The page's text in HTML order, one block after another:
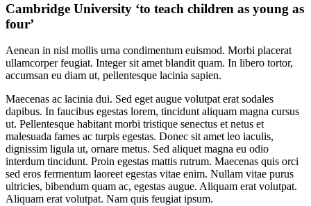
Cambridge University ‘to teach children as young as
four’
Aenean in nisl mollis urna condimentum euismod. Morbi placerat
ullamcorper feugiat. Integer sit amet blandit quam. In libero tortor,
accumsan eu diam ut, pellentesque lacinia sapien.
Maecenas ac lacinia dui. Sed eget augue volutpat erat sodales
dapibus. In faucibus egestas lorem, tincidunt aliquam magna cursus
ut. Pellentesque habitant morbi tristique senectus et netus et
malesuada fames ac turpis egestas. Donec sit amet leo iaculis,
dignissim ligula ut, ornare metus. Sed aliquet magna eu odio
interdum tincidunt. Proin egestas mattis rutrum. Maecenas quis orci
sed eros fermentum laoreet egestas vitae enim. Nullam vitae purus
ultricies, bibendum quam ac, egestas augue. Aliquam erat volutpat.
Aliquam erat volutpat. Nam quis feugiat ipsum.